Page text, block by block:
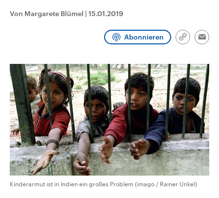
Umfragen, Prognosen,
Wahlprogramme, aktuelle Berichte
und Kandidaten der anstehenden
Von Margarete Blümel | 15.01.2019
Abonnieren
Link
Kinderarmut ist in Indien ein großes Problem (imago / Rainer Unkel)